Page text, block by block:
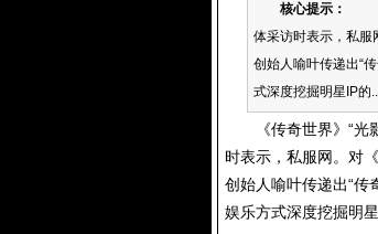
核心提示：
《
体采访时表示，私服
创始人喻叶传递出“
式深度挖掘明星IP的
《传奇世界》“光影
时表示，私服网。对
创始人喻叶传递出“传
娱乐方式深度挖掘明